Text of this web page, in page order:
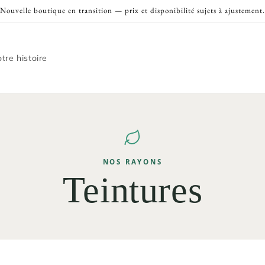
Nouvelle boutique en transition — prix et disponibilité sujets à ajustement.
histoire
NOS RAYONS
Teintures